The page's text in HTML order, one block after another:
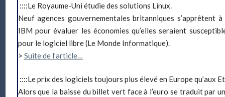
::::Le Royaume-Uni étudie des solutions Linux.
Neuf agences gouvernementales britanniques s’apprêtent
IBM pour évaluer les économies qu’elles seraient
pour le logiciel libre (Le Monde Informatique).
> Suite de l’article…
::::Le prix des logiciels toujours plus élevé en Europe qu’aux
Alors que la baisse du billet vert face à l’euro se traduit par